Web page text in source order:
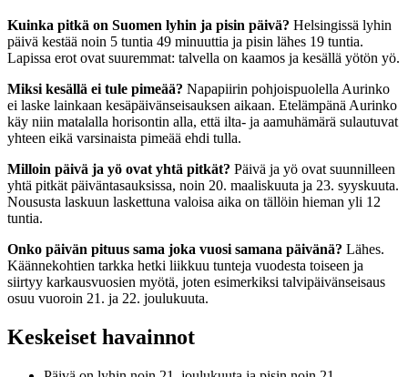
Kuinka pitkä on Suomen lyhin ja pisin päivä? Helsingissä lyhin
päivä kestää noin 5 tuntia 49 minuuttia ja pisin lähes 19 tuntia.
Lapissa erot ovat suuremmat: talvella on kaamos ja kesällä yötön yö.
Miksi kesällä ei tule pimeää? Napapiirin pohjoispuolella Aurinko
ei laske lainkaan kesäpäivänseisauksen aikaan. Etelämpänä Aurinko
käy niin matalalla horisontin alla, että ilta- ja aamuhämärä sulautuvat
yhteen eikä varsinaista pimeää ehdi tulla.
Milloin päivä ja yö ovat yhtä pitkät? Päivä ja yö ovat suunnilleen
yhtä pitkät päiväntasauksissa, noin 20. maaliskuuta ja 23. syyskuuta.
Noususta laskuun laskettuna valoisa aika on tällöin hieman yli 12
tuntia.
Onko päivän pituus sama joka vuosi samana päivänä? Lähes.
Käännekohtien tarkka hetki liikkuu tunteja vuodesta toiseen ja
siirtyy karkausvuosien myötä, joten esimerkiksi talvipäivänseisaus
osuu vuoroin 21. ja 22. joulukuuta.
Keskeiset havainnot